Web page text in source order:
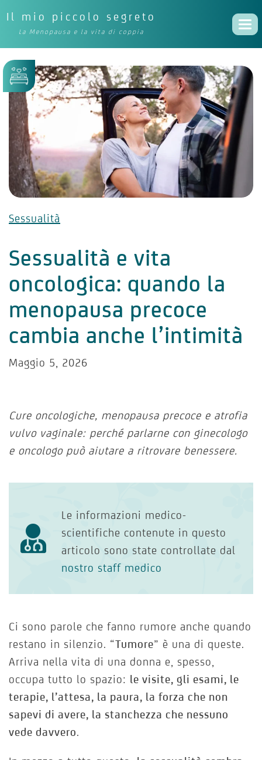
Il mio piccolo segreto
La Menopausa e la vita di coppia
Sessualità
Sessualità e vita
oncologica: quando la
menopausa precoce
cambia anche l’intimità
Maggio 5, 2026
Cure oncologiche, menopausa precoce e atrofia
vulvo vaginale: perché parlarne con ginecologo
e oncologo può aiutare a ritrovare benessere.
Le informazioni medico-
scientifiche contenute in questo
articolo sono state controllate dal
nostro staff medico
Ci sono parole che fanno rumore anche quando
restano in silenzio. “Tumore” è una di queste.
Arriva nella vita di una donna e, spesso,
occupa tutto lo spazio: le visite, gli esami, le
terapie, l’attesa, la paura, la forza che non
sapevi di avere, la stanchezza che nessuno
vede davvero.